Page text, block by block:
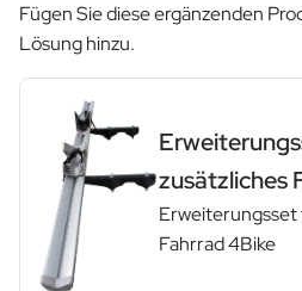
Fügen Sie diese ergänzenden
Lösung hinzu.
zusätzliches
Erweiterungsset
Fahrrad 4Bike